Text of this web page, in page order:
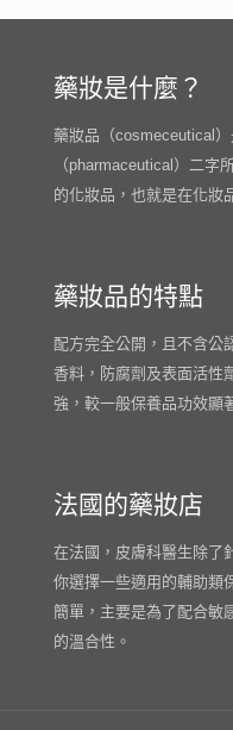
藥妝是什麼？
藥妝品（cosmeceutical
（pharmaceutical）二字
的化妝品，也就是在化妝
藥妝品的特點
配方完全公開，且不含公
香料，防腐劑及表面活性
強，較一般保養品功效顯
法國的藥妝店
在法國，皮膚科醫生除了
你選擇一些適用的輔助類
簡單，主要是為了配合敏
的溫合性。